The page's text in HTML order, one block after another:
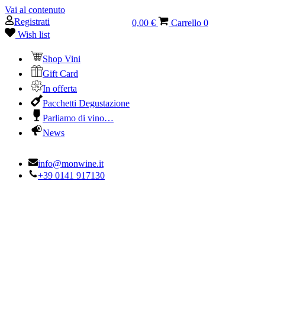
Vai al contenuto
Registrati
Wish list
Shop Vini
Gift Card
In offerta
Pacchetti Degustazione
Parliamo di vino…
News
0,00 € Carrello 0
info@monwine.it
+39 0141 917130